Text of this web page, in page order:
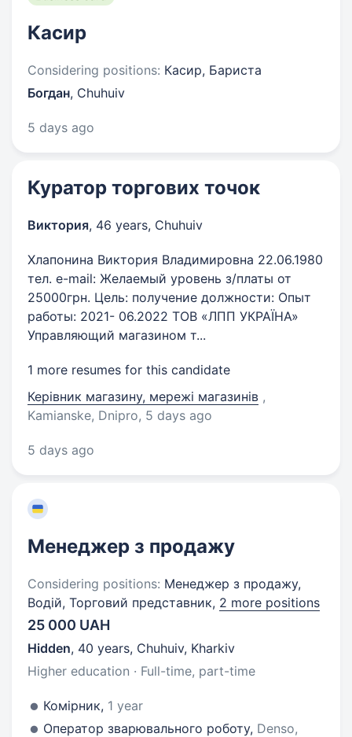
Касир
Considering positions: Касир, Бариста
Богдан, Chuhuiv
5 days ago
Куратор торгових точок
Виктория, 46 years, Chuhuiv
Хлапонина Виктория Владимировна 22.06.1980
тел. e-mail: Желаемый уровень з/платы от
25000грн. Цель: получение должности: Опыт
работы: 2021- 06.2022 ТОВ «ЛПП УКРАЇНА»
Управляющий магазином т...
1 more resumes for this candidate
Керівник магазину, мережі магазинів ,
Kamianske, Dnipro, 5 days ago
5 days ago
Менеджер з продажу
Considering positions: Менеджер з продажу,
Водій, Торговий представник, 2 more positions
25 000 UAH
Hidden, 40 years, Chuhuiv, Kharkiv
Higher education · Full-time, part-time
Комірник, 1 year
Оператор зварювального роботу, Denso,